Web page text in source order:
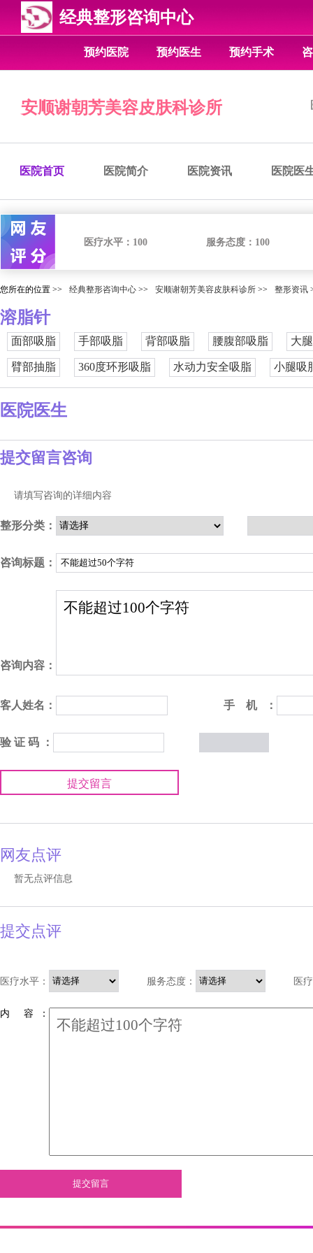
经典整形咨询中心
预约医院 预约医生 预约手术
安顺谢朝芳美容皮肤科诊所
医院首页 医院简介 医院资讯 医院医
医疗水平： 100 服务态度： 100
您所在的位置 >> 经典整形咨询中心 >> 安顺谢朝芳美容皮肤科诊所 >> 整形资讯
溶脂针
面部吸脂 手部吸脂 背部吸脂 腰腹部吸脂 大
臂部抽脂 360度环形吸脂 水动力安全吸脂 小腿吸
医院医生
提交留言咨询
请填写咨询的详细内容
整形分类：
咨询标题：
咨询内容：
客人姓名： 手 机 ：
验 证 码 ：
提交留言
网友点评
暂无点评信息
提交点评
医疗水平： 服务态度： 医
内 容 ：
提交留言